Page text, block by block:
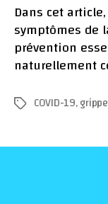
Dans cet
symptômes de
prévention
naturellement
Tags COVID-19,grippe